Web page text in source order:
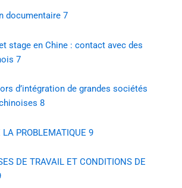
documentaire 7
stage en Chine : contact avec des
7
d’intégration de grandes sociétés
8
PROBLEMATIQUE 9
DE TRAVAIL ET CONDITIONS DE